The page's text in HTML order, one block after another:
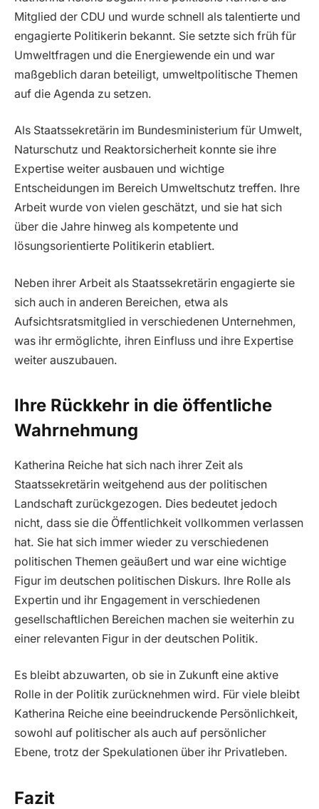
Mitglied der CDU und wurde schnell als talentierte und
engagierte Politikerin bekannt. Sie setzte sich früh für
Umweltfragen und die Energiewende ein und war
maßgeblich daran beteiligt, umweltpolitische Themen
auf die Agenda zu setzen.
Als Staatssekretärin im Bundesministerium für Umwelt,
Naturschutz und Reaktorsicherheit konnte sie ihre
Expertise weiter ausbauen und wichtige
Entscheidungen im Bereich Umweltschutz treffen. Ihre
Arbeit wurde von vielen geschätzt, und sie hat sich
über die Jahre hinweg als kompetente und
lösungsorientierte Politikerin etabliert.
Neben ihrer Arbeit als Staatssekretärin engagierte sie
sich auch in anderen Bereichen, etwa als
Aufsichtsratsmitglied in verschiedenen Unternehmen,
was ihr ermöglichte, ihren Einfluss und ihre Expertise
weiter auszubauen.
Ihre Rückkehr in die öffentliche
Wahrnehmung
Katherina Reiche hat sich nach ihrer Zeit als
Staatssekretärin weitgehend aus der politischen
Landschaft zurückgezogen. Dies bedeutet jedoch
nicht, dass sie die Öffentlichkeit vollkommen verlassen
hat. Sie hat sich immer wieder zu verschiedenen
politischen Themen geäußert und war eine wichtige
Figur im deutschen politischen Diskurs. Ihre Rolle als
Expertin und ihr Engagement in verschiedenen
gesellschaftlichen Bereichen machen sie weiterhin zu
einer relevanten Figur in der deutschen Politik.
Es bleibt abzuwarten, ob sie in Zukunft eine aktive
Rolle in der Politik zurücknehmen wird. Für viele bleibt
Katherina Reiche eine beeindruckende Persönlichkeit,
sowohl auf politischer als auch auf persönlicher
Ebene, trotz der Spekulationen über ihr Privatleben.
Fazit